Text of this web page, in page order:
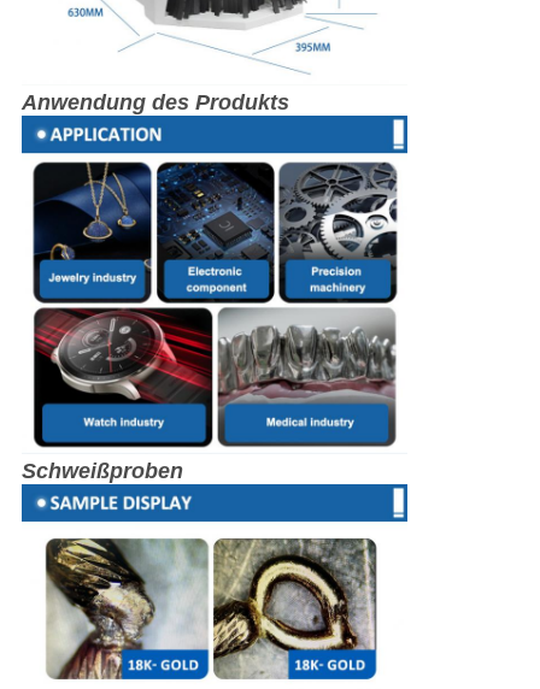
Anwendung des Produkts
Schweißproben